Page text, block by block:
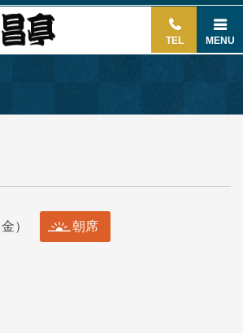
TEL MENU
） 朝席